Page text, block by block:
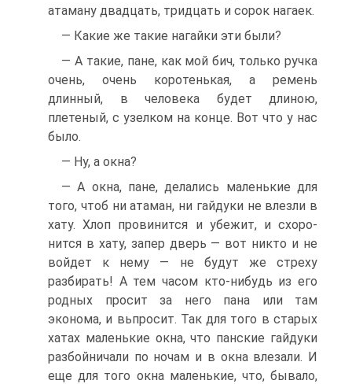
атаману двадцать, тридцать и сорок нагаек.
— Какие же такие нагайки эти были?
— А такие, пане, как мой бич, только ручка
очень, очень коро­тенькая, а ремень
длинный, в человека будет длиною,
плетеный, с узелком на конце. Вот что у нас
было.
— Ну, а окна?
— А окна, пане, делались маленькие для
того, чтоб ни атаман, ни гайдуки не влезли в
хату. Хлоп провинится и убежит, и схоро­
нится в хату, запер дверь — вот никто и не
войдет к нему — не будут же стреху
разбирать! А тем часом кто-нибудь из его
родных просит за него пана или там
эконома, и вьпросит. Так для того в старых
хатах маленькие окна, что панские гайдуки
разбойничали по ночам и в окна влезали. И
еще для того окна маленькие, что, бывало,